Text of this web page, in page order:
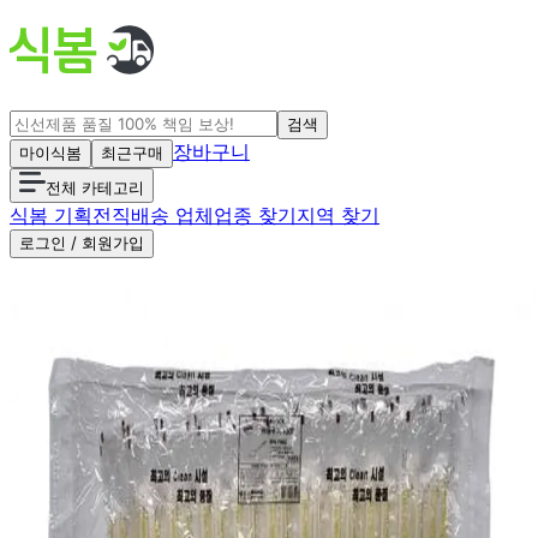
검색
마이식봄
최근구매 장바구니
전체 카테고리
식봄 기획전직배송 업체업종 찾기지역 찾기
로그인 / 회원가입